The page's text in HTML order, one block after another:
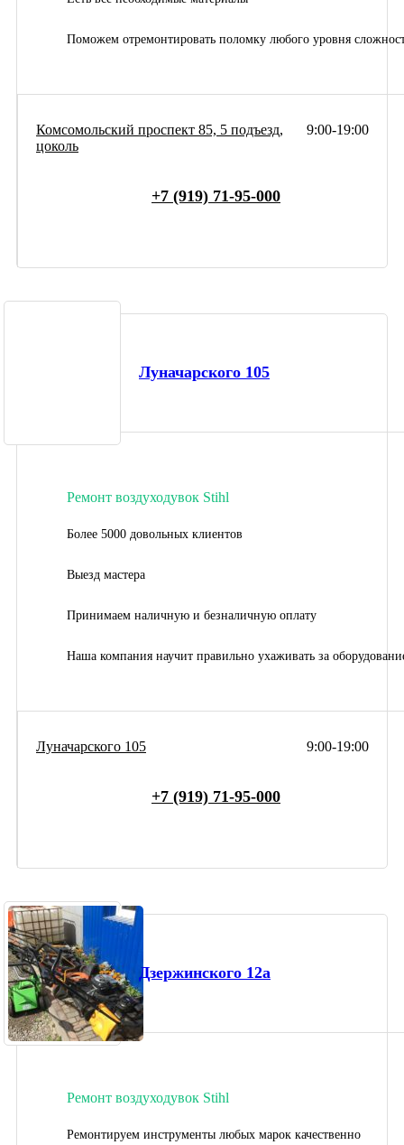
Поможем отремонтировать поломку любого уровня
9:00-19:00
Комсомольский проспект 85, 5 подъезд,
цоколь
+7 (919) 71-95-000
Луначарского 105
Ремонт воздуходувок Stihl
Более 5000 довольных клиентов
Выезд мастера
Принимаем наличную и безналичную оплату
Наша компания научит правильно ухаживать за
9:00-19:00
Луначарского 105
+7 (919) 71-95-000
Дзержинского 12а
Ремонт воздуходувок Stihl
Ремонтируем инструменты любых марок качественно